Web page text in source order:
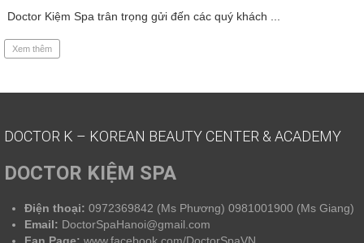
Doctor Kiệm Spa trân trọng gửi đến các quý khách ...
Xem thêm
DOCTOR K – KOREAN BEAUTY CENTER & ACADEMY
DOCTOR KIỆM SPA
Điện thoại: 0972369842 (Ms Phương) 0981001900 (Ms Giang)
Email: DoctorSpaHanoi@gmail.com